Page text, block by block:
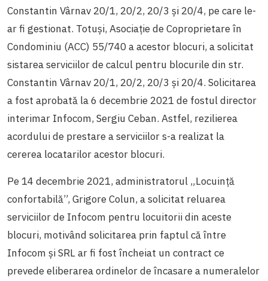
Constantin Vârnav 20/1, 20/2, 20/3 și 20/4, pe care le-
ar fi gestionat. Totuși, Asociație de Coproprietare în
Condominiu (ACC) 55/740 a acestor blocuri, a solicitat
sistarea serviciilor de calcul pentru blocurile din str.
Constantin Vârnav 20/1, 20/2, 20/3 și 20/4. Solicitarea
a fost aprobată la 6 decembrie 2021 de fostul director
interimar Infocom, Sergiu Ceban. Astfel, rezilierea
acordului de prestare a serviciilor s-a realizat la
cererea locatarilor acestor blocuri.
Pe 14 decembrie 2021, administratorul „Locuință
confortabilă”, Grigore Colun, a solicitat reluarea
serviciilor de Infocom pentru locuitorii din aceste
blocuri, motivând solicitarea prin faptul că între
Infocom și SRL ar fi fost încheiat un contract ce
prevede eliberarea ordinelor de încasare a numeralelor